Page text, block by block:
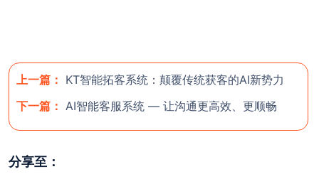
上一篇： KT智能拓客系统：颠覆传统获客的AI新势力
下一篇： AI智能客服系统 — 让沟通更高效、更顺畅
分享至：